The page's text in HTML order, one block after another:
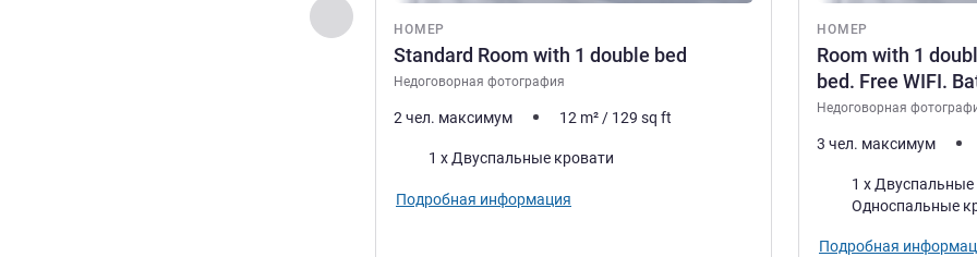
Назад - Номер
НОМЕР
Standard Room with 1 double bed
Недоговорная фотография
2 чел. максимум 12 m² / 129 sq ft
Постель1 x Двуспальные кровати
Подробная информация
НОМЕР
Room with 1
bed. Free WIFI.
Недоговорная
3 чел. максимум
Постель1 x Двуспальные
Односпальные
Подробная